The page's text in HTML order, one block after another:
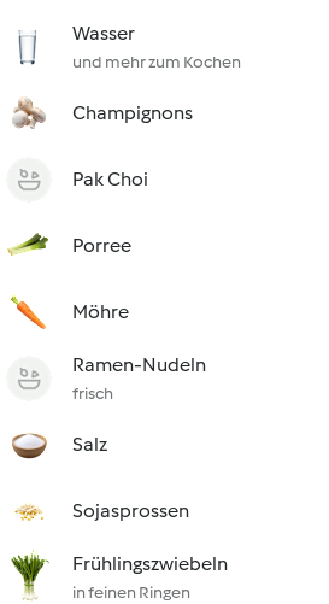
Wasser
und mehr zum Kochen
Champignons
Pak Choi
Porree
Möhre
Ramen-Nudeln
frisch
Salz
Sojasprossen
Frühlingszwiebeln
in feinen Ringen